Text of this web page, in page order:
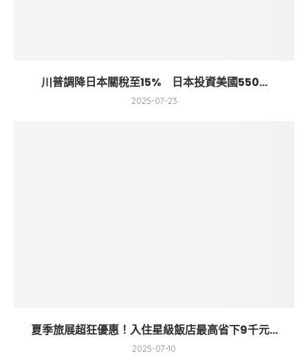
川普調降日本關稅至15% 日本投資美國550...
2025-07-23
夏季旅展超狂優惠！入住星級飯店最高省下9千元...
2025-07-10